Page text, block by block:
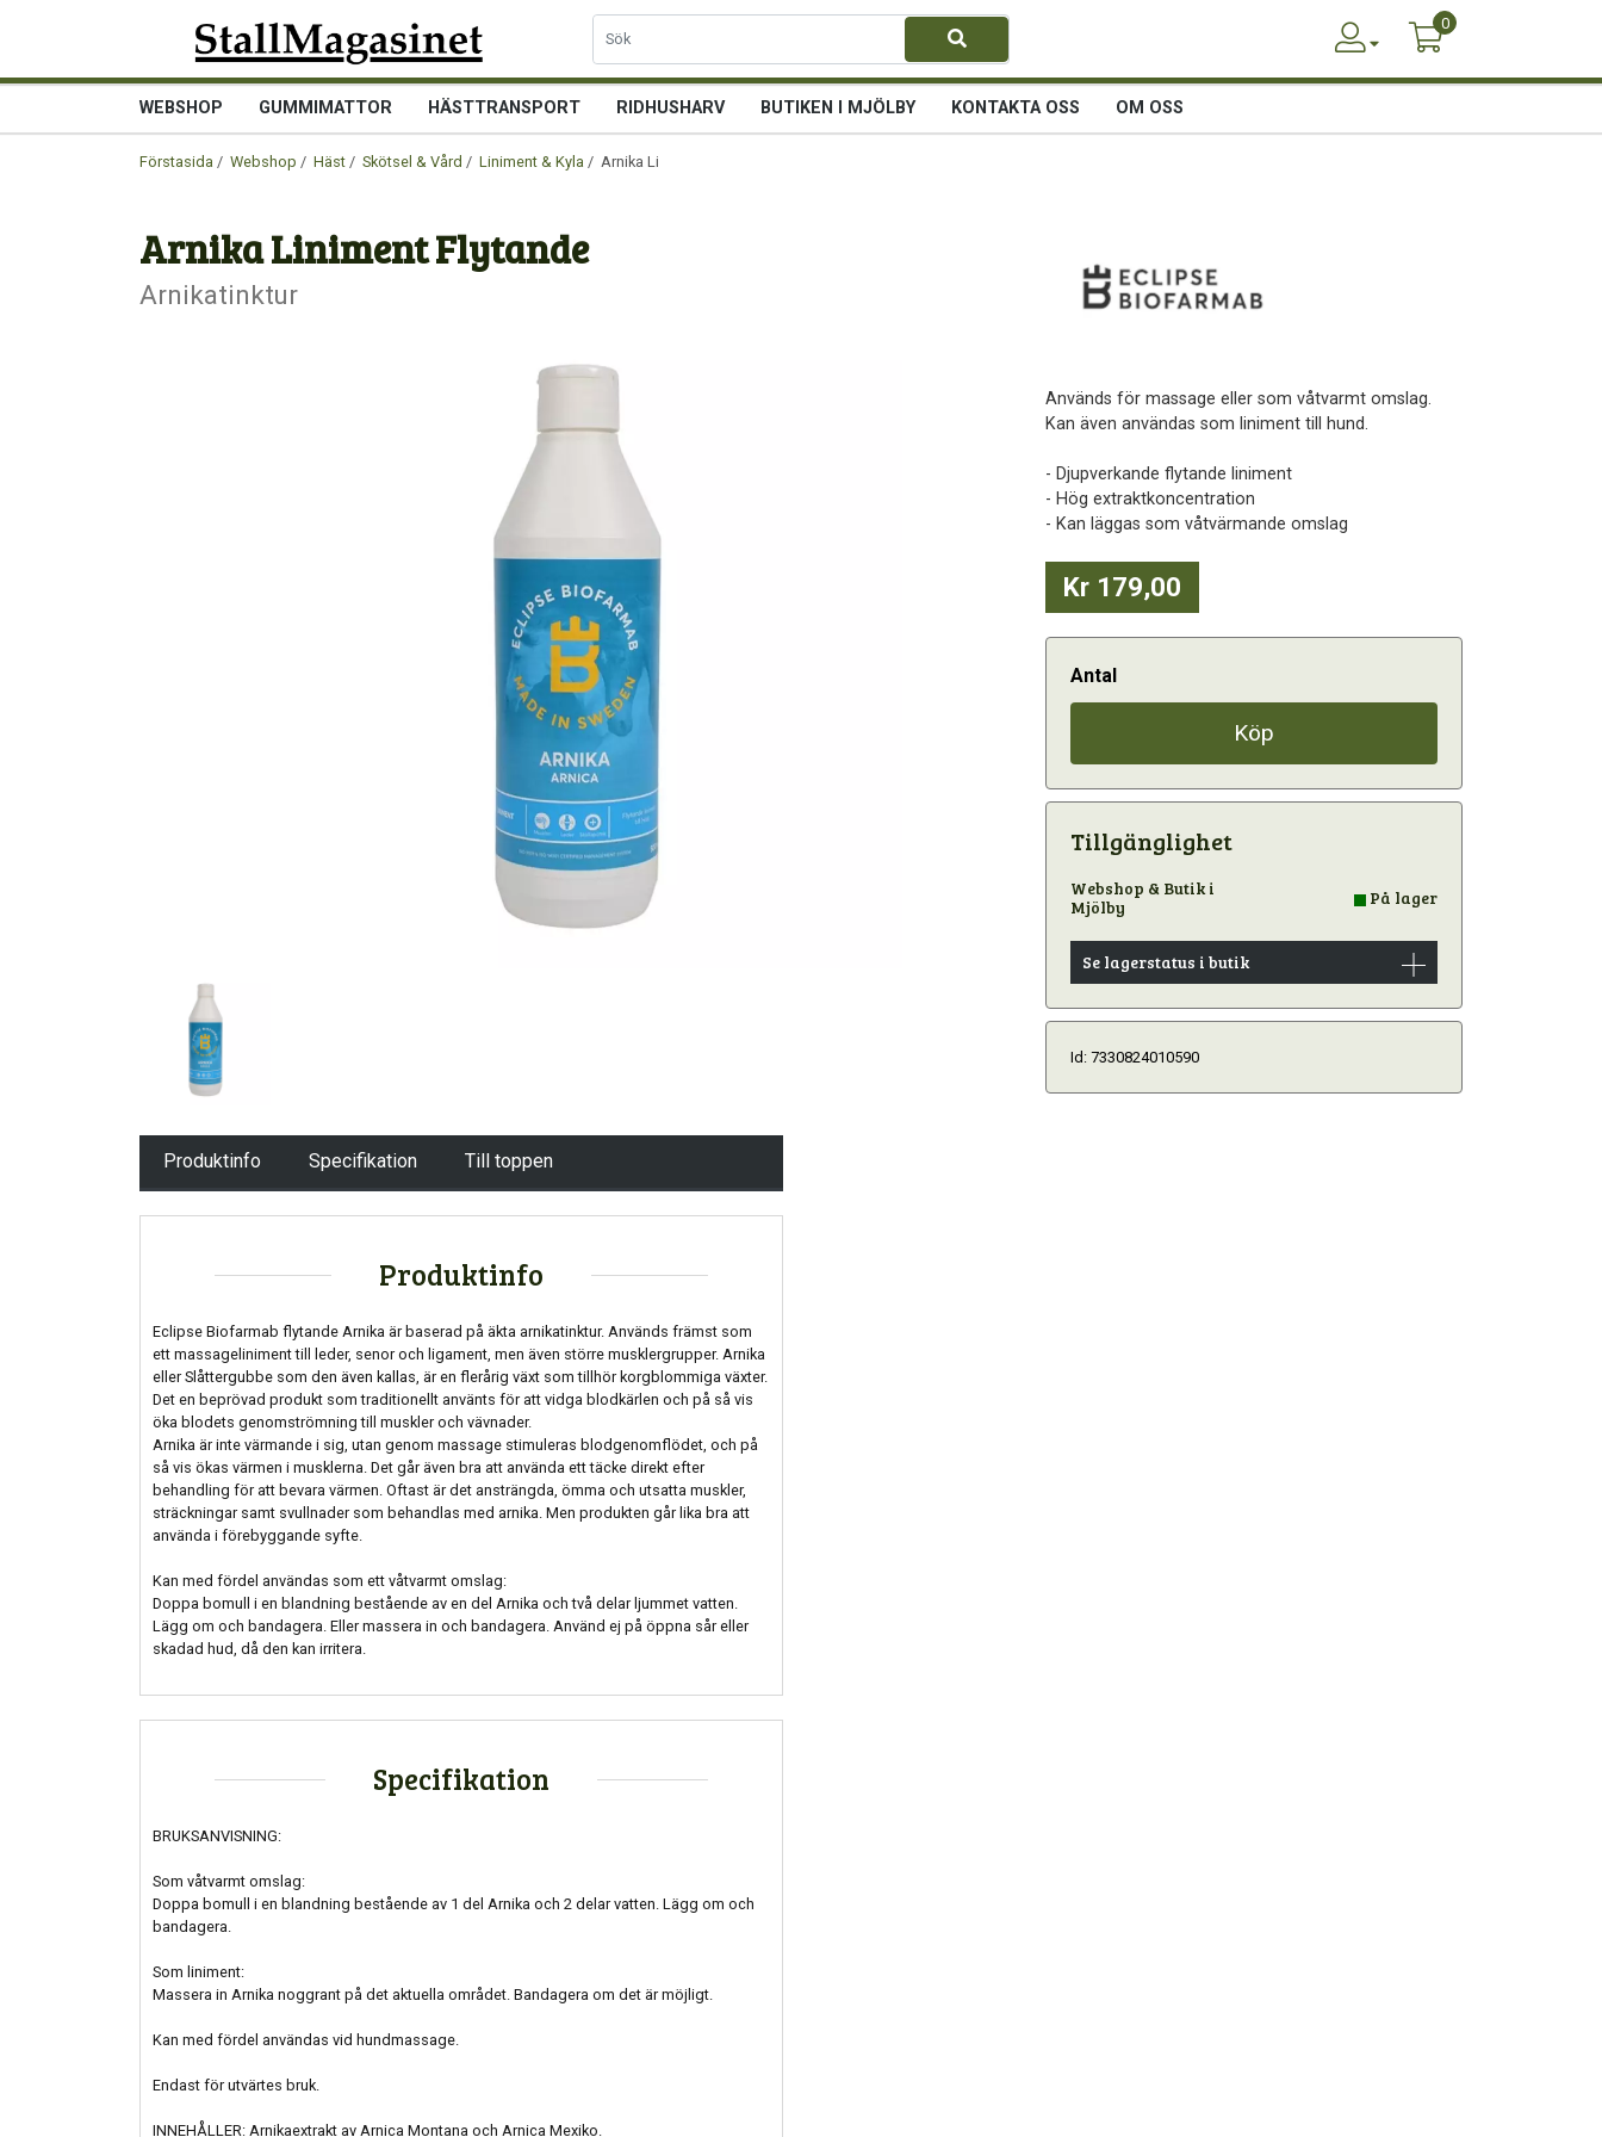
0
WEBSHOP GUMMIMATTOR HÄSTTRANSPORT RIDHUSHARV BUTIKEN I MJÖLBY KONTAKTA OSS OM OSS
Förstasida / Webshop / Häst / Skötsel & Vård / Liniment & Kyla / Arnika Liniment Flytande
Arnika Liniment Flytande
Arnikatinktur
Används för massage eller som våtvarmt omslag.
Kan även användas som liniment till hund.
- Djupverkande flytande liniment
- Hög extraktkoncentration
- Kan läggas som våtvärmande omslag
Kr 179,00
Antal
Köp
Tillgänglighet
Webshop & Butik i
Mjölby
På lager
Se lagerstatus i butik
Id: 7330824010590
Produktinfo Specifikation Till toppen
Produktinfo
Eclipse Biofarmab flytande Arnika är baserad på äkta arnikatinktur. Används främst som
ett massageliniment till leder, senor och ligament, men även större musklergrupper. Arnika
eller Slåttergubbe som den även kallas, är en flerårig växt som tillhör korgblommiga växter.
Det en beprövad produkt som traditionellt använts för att vidga blodkärlen och på så vis
öka blodets genomströmning till muskler och vävnader.
Arnika är inte värmande i sig, utan genom massage stimuleras blodgenomflödet, och på
så vis ökas värmen i musklerna. Det går även bra att använda ett täcke direkt efter
behandling för att bevara värmen. Oftast är det ansträngda, ömma och utsatta muskler,
sträckningar samt svullnader som behandlas med arnika. Men produkten går lika bra att
använda i förebyggande syfte.
Kan med fördel användas som ett våtvarmt omslag:
Doppa bomull i en blandning bestående av en del Arnika och två delar ljummet vatten.
Lägg om och bandagera. Eller massera in och bandagera. Använd ej på öppna sår eller
skadad hud, då den kan irritera.
Specifikation
BRUKSANVISNING:
Som våtvarmt omslag:
Doppa bomull i en blandning bestående av 1 del Arnika och 2 delar vatten. Lägg om och
bandagera.
Som liniment:
Massera in Arnika noggrant på det aktuella området. Bandagera om det är möjligt.
Kan med fördel användas vid hundmassage.
Endast för utvärtes bruk.
INNEHÅLLER: Arnikaextrakt av Arnica Montana och Arnica Mexiko.